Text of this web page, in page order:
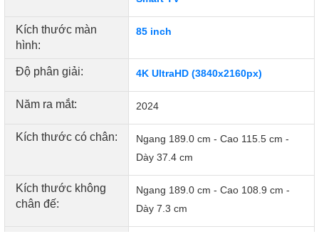
hiệu chỉnh các thông số như độ bão hòa, sắc thái màu và
độ tương phản để khung hình hiển thị một cách chân thực
và rực rỡ sắc màu.
Kích thước màn
hình:
85 inch
Độ phân giải: 4K UltraHD (3840x2160px)
Năm ra mắt: 2024
Kích thước có chân:
Ngang 189.0 cm - Cao 115.5 cm -
Dày 37.4 cm
Kích thước không
chân đế:
Ngang 189.0 cm - Cao 108.9 cm -
Dày 7.3 cm